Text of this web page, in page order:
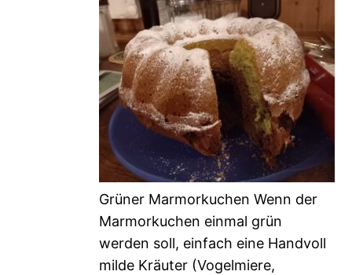
Grüner Marmorkuchen Wenn der
Marmorkuchen einmal grün
werden soll, einfach eine Handvoll
milde Kräuter (Vogelmiere,